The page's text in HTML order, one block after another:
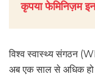
कृपया फेमिनिज़म
विश्व स्वास्थ्य संगठन
अब एक साल से अधिक हो